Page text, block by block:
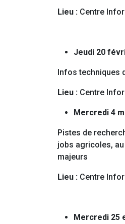
Lieu : Centre
Jeudi 20
Infos techniques
Lieu : Centre
Mercredi 4
Pistes de
jobs agricoles,
majeurs
Lieu : Centre
Mercredi 25